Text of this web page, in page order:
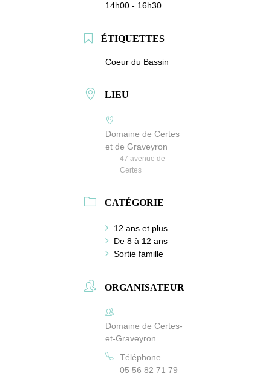
14h00 - 16h30
ÉTIQUETTES
Coeur du Bassin
LIEU
Domaine de Certes
et de Graveyron
47 avenue de
Certes
CATÉGORIE
12 ans et plus
De 8 à 12 ans
Sortie famille
ORGANISATEUR
Domaine de Certes-
et-Graveyron
Téléphone
05 56 82 71 79